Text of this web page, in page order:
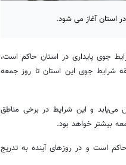
استان آغاز می شود.
جوی پایداری در استان حاکم است،
شرایط جوی این استان تا روز جمعه
و این شرایط در برخی مناطق
بیشتر خواهد بود.
است و در روزهای آینده به تدریج